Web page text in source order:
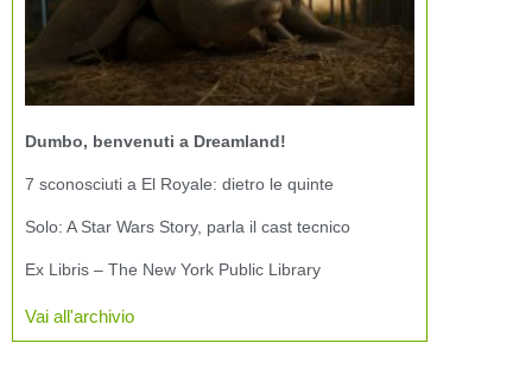
Dumbo, benvenuti a Dreamland!
7 sconosciuti a El Royale: dietro le quinte
Solo: A Star Wars Story, parla il cast tecnico
Ex Libris – The New York Public Library
Vai all'archivio